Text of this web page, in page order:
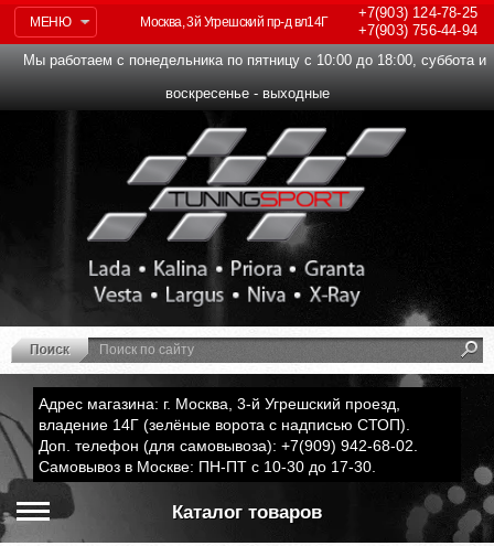
МЕНЮ
+7(903)124-78-25
+7(903)756-44-94
Москва, 3й Угрешский пр-д вл14Г
Мы работаем с понедельника по пятницу с 10:00 до 18:00, суббота и
воскресенье - выходные
Адрес магазина: г. Москва, 3-й Угрешский проезд,
владение 14Г (зелёные ворота с надписью СТОП).
Доп. телефон (для самовывоза): +7(909) 942-68-02.
Самовывоз в Москве: ПН-ПТ с 10-30 до 17-30.
Каталог товаров